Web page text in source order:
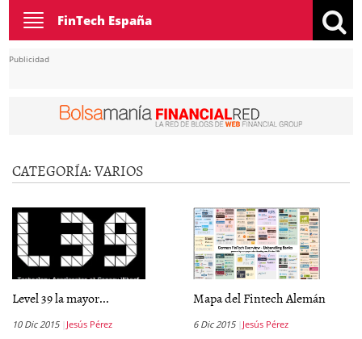
Toggle
navigation
FinTech España
Publicidad
CATEGORÍA:VARIOS
Level 39 la mayor...
10 Dic 2015 Jesús Pérez
Mapa del Fintech Alemán
6 Dic 2015 Jesús Pérez